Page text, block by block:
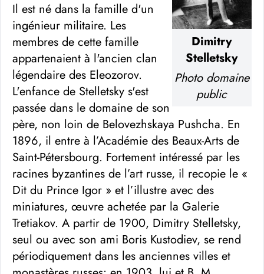
Dimitry
Stelletsky
Photo domaine
public
Il est né dans la famille d'un
ingénieur militaire. Les
membres de cette famille
appartenaient à l'ancien clan
légendaire des Eleozorov.
L'enfance de Stelletsky s'est
passée dans le domaine de son
père, non loin de Belovezhskaya Pushcha. En
1896, il entre à l’Académie des Beaux-Arts de
Saint-Pétersbourg. Fortement intéressé par les
racines byzantines de l’art russe, il recopie le «
Dit du Prince Igor » et l’illustre avec des
miniatures, œuvre achetée par la Galerie
Tretiakov. A partir de 1900, Dimitry Stelletsky,
seul ou avec son ami Boris Kustodiev, se rend
périodiquement dans les anciennes villes et